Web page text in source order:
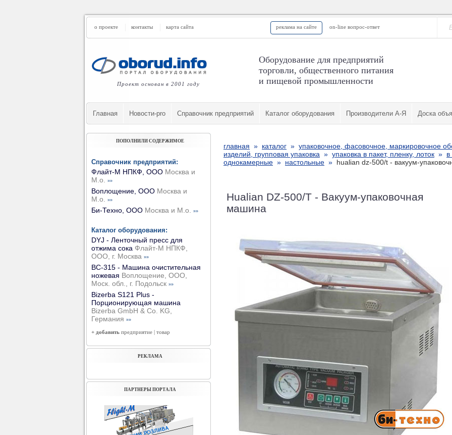
о проекте контакты карта сайта реклама на сайте on-line вопрос-ответ
Проект основан в 2001 году
Оборудование для предприятий
торговли, общественного питания
и пищевой промышленности
Главная Новости-pro Cправочник предприятий Каталог оборудования Производители А-Я Доска
главная » каталог » упаковочное, фасовочное, маркировочное
изделий, групповая упаковка » упаковка в пакет, пленку, лоток » в
однокамерные » настольные » hualian dz-500/t - вакуум-
Hualian DZ-500/T - Вакуум-упаковочная
машина
ПОПОЛНИЛИ СОДЕРЖИМОЕ
Справочник предприятий:
Флайт-М НПКФ, ООО Москва и
М.о.
»»
Воплощение, ООО Москва и
М.о.
»»
Би-Техно, ООО Москва и М.о. »»
Каталог оборудования:
DYJ - Ленточный пресс для
отжима сока Флайт-М НПКФ,
ООО, г. Москва »»
ВС-315 - Машина очистительная
ножевая Воплощение, ООО,
Моск. обл., г. Подольск »»
Bizerba S121 Plus -
Порционирующая машина
Bizerba GmbH & Co. KG,
Германия »»
+ добавить предприятие | товар
РЕКЛАМА
ПАРТНЕРЫ ПОРТАЛА